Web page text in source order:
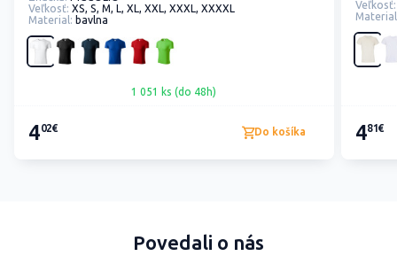
Veľkosť: XS, S, M, L, XL, XXL, XXXL, XXXXL
Material: bavlna
1 051 ks (do 48h)
402€ Do košíka
Veľkosť:
481€
Povedali o nás